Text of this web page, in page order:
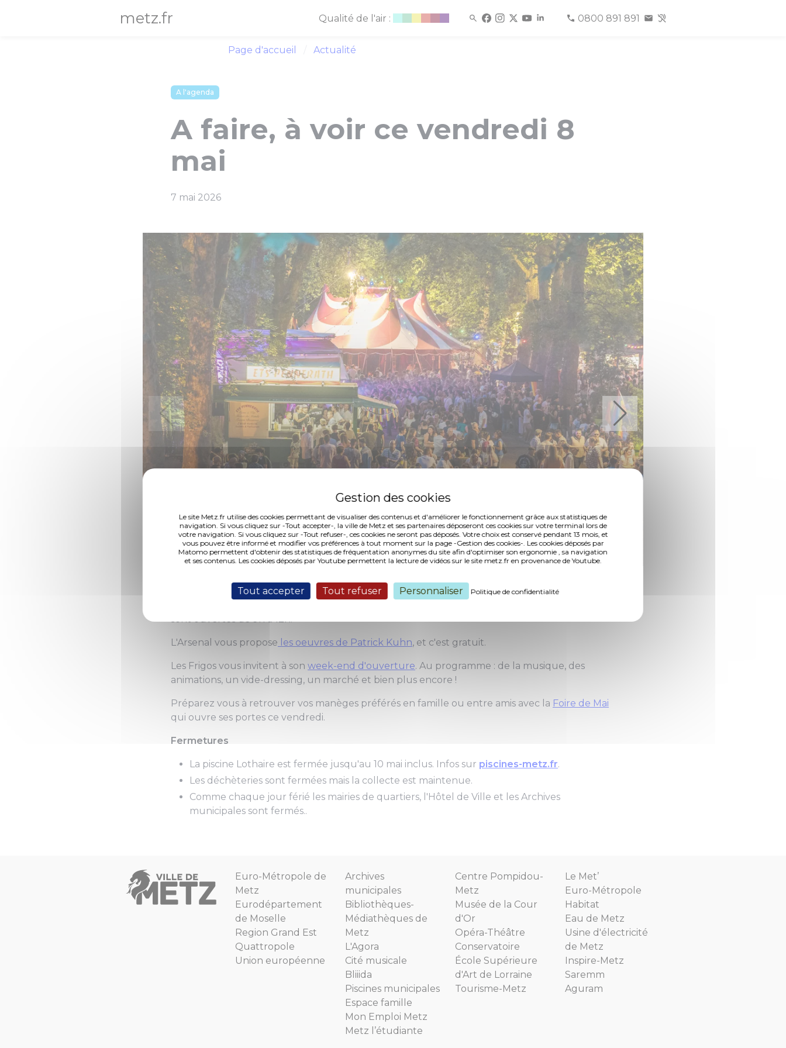
Le site Metz.fr utilise des cookies permettant de visualiser des contenus et d'améliorer le fonctionnement grâce aux statistiques de
navigation. Si vous cliquez sur -Tout accepter-, la ville de Metz et ses partenaires déposeront ces cookies sur votre terminal lors de
votre navigation. Si vous cliquez sur -Tout refuser-, ces cookies ne seront pas déposés. Votre choix est conservé pendant 13 mois, et
vous pouvez être informé et modifier vos préférences à tout moment sur la page -Gestion des cookies-. Les cookies déposés par
Matomo permettent d'obtenir des statistiques de fréquentation anonymes du site afin d'optimiser son ergonomie , sa navigation
et ses contenus. Les cookies déposés par Youtube permettent la lecture de vidéos sur le site metz.fr en provenance de Youtube.
Tout accepter Tout refuser Personnaliser Politique de confidentialité
metz.fr Qualité de l'air : 0800 891 891
Page d'accueil Actualité
A l'agenda
A faire, à voir ce vendredi 8
mai
7 mai 2026
sont ouvertes de 9h à 12h.
L'Arsenal vous propose les oeuvres de Patrick Kuhn, et c'est gratuit.
Les Frigos vous invitent à son week-end d'ouverture. Au programme : de la musique, des
animations, un vide-dressing, un marché et bien plus encore !
Préparez vous à retrouver vos manèges préférés en famille ou entre amis avec la Foire de Mai
qui ouvre ses portes ce vendredi.
Fermetures
La piscine Lothaire est fermée jusqu'au 10 mai inclus. Infos sur piscines-metz.fr.
Les déchèteries sont fermées mais la collecte est maintenue.
Comme chaque jour férié les mairies de quartiers, l'Hôtel de Ville et les Archives
municipales sont fermés..
Euro-Métropole de
Metz
Eurodépartement
de Moselle
Region Grand Est
Quattropole
Union européenne
Archives
municipales
Bibliothèques-
Médiathèques de
Metz
L'Agora
Cité musicale
Bliiida
Piscines municipales
Espace famille
Mon Emploi Metz
Metz l’étudiante
Centre Pompidou-
Metz
Musée de la Cour
d'Or
Opéra-Théâtre
Conservatoire
École Supérieure
d'Art de Lorraine
Tourisme-Metz
Le Met’
Euro-Métropole
Habitat
Eau de Metz
Usine d'électricité
de Metz
Inspire-Metz
Saremm
Aguram